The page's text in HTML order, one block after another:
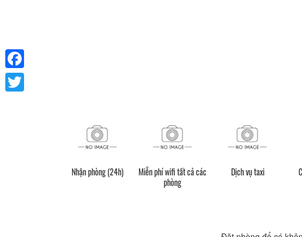
Nhận phòng (24h)
Miễn phí wifi tất cả các
phòng
Dịch vụ taxi
Facebook